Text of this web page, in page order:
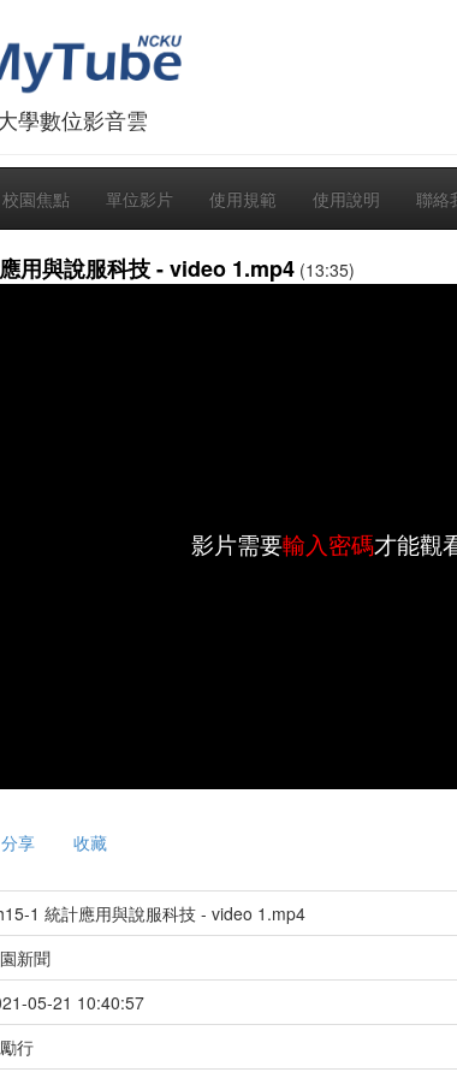
學數位影音雲
校園焦點 單位影片 使用規範 使用說明 聯絡
用與說服科技 - video 1.mp4 (13:35)
影片需要輸入密碼才能觀
分享 收藏
1 統計應用與說服科技 - video 1.mp4
新聞
05-21 10:40:57
行